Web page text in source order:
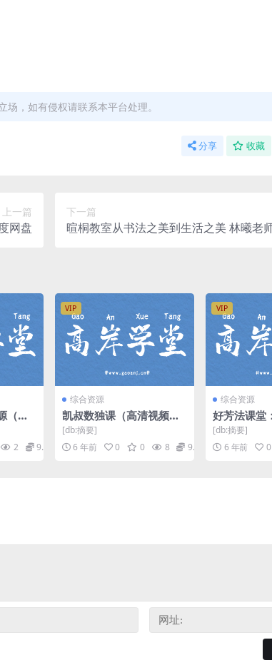
，如有侵权请联系本平台处理。
分享 收藏
上一篇
网盘
下一篇
暄桐教室从书法之美到生活之美 林曦老
（标
2 9.9
VIP
综合资源
凯叔数独课（高清视频一d
s）百度网盘
[db:摘要]
6 年前
0 0 8 9.9
VIP
综合资源
好芳法课堂
（高清视频
[db:摘要]
6 年前
0